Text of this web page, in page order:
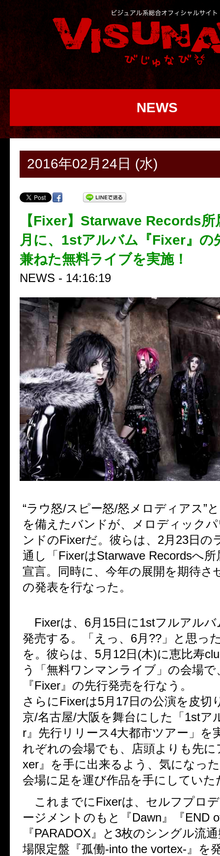
NEWS
2016年02月24日 (水)
【Fixer】Starwave Records所
月に、1stアルバム『Fixer』の
兼ねた無料ライブを実施！
NEWS - 14:16:19
“ラウ怒/スピー怒/怒メロディアス”
を備えたバンドが、メロディック
ンドのFixerだ。彼らは、2月23日の
通し「FixerはStarwave Recordsへ
宣言。同時に、今年の展開を期待さ
の発表を行なった。
Fixerは、6月15日に1stフルアルバ
発売する。「えっ、6月??」と思っ
を。彼らは、5月12日(木)に恵比寿
う「無料ワンマンライブ」の会場
『Fixer』の先行発売を行なう。
さらにFixerは5月17日の公演を皮切
京/名古屋/大阪を舞台にした「1stア
r』先行リリース4大都市ツアー」を
れぞれの会場でも、店頭よりも先
xer』を手に出来るよう、気になっ
会場に足を運び作品を手にしていた
これまでにFixerは、セルフプロ
ージメントのもと『Dawn』『END
『PARADOX』と3枚のシングル流
場限定盤『孤働-into the vortex-』を